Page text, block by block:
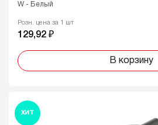
W - Белый
Розн. цена за 1 шт
129,92 ₽
В корзину
ХИТ